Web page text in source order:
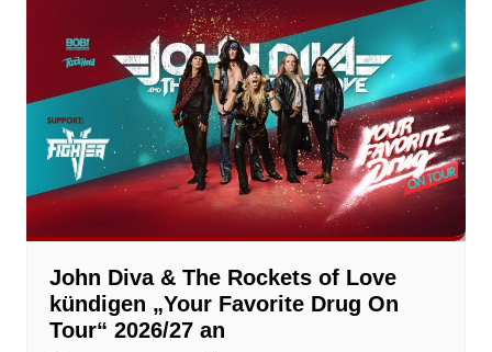
John Diva & The Rockets of Love
kündigen „Your Favorite Drug On
Tour“ 2026/27 an